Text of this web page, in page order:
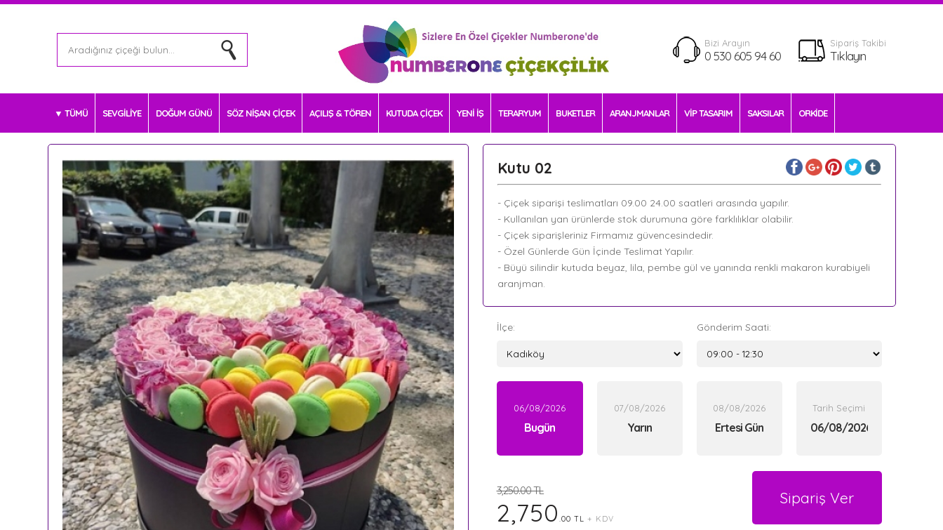
Bizi Arayın
0 530 605 94 60
Sipariş Takibi
Tıklayın
TÜMÜ SEVGİLİYE DOĞUM GÜNÜ SÖZ NİŞAN ÇİÇEK AÇILIŞ & TÖREN KUTUDA ÇİÇEK YENİ İŞ TERARYUM BUKETLER ARANJMANLAR VİP TASARIM SAKSILAR ORKİDE
Kutu 02
- Çiçek siparişi teslimatları 09.00 24.00 saatleri arasında yapılır.
- Kullanılan yan ürünlerde stok durumuna göre farklılıklar olabilir.
- Çiçek siparişleriniz Firmamız güvencesindedir.
- Özel Günlerde Gün İçinde Teslimat Yapılır.
- Büyü silindir kutuda beyaz, lila, pembe gül ve yanında renkli makaron kurabiyeli
aranjman.
İlçe: Gönderim Saati:
06/08/2026
Bugün
07/08/2026
Yarın
08/08/2026
Ertesi Gün
Tarih Seçimi
3,250.00 TL
2,750 .00 TL + KDV
Sipariş Ver